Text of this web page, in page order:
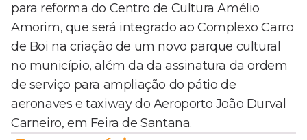
para reforma do Centro de Cultura Amélio
Amorim, que será integrado ao Complexo Carro
de Boi na criação de um novo parque cultural
no município, além da da assinatura da ordem
de serviço para ampliação do pátio de
aeronaves e taxiway do Aeroporto João Durval
Carneiro, em Feira de Santana.